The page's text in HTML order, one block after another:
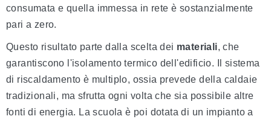
consumata e quella immessa in rete è sostanzialmente
pari a zero.
Questo risultato parte dalla scelta dei materiali, che
garantiscono l'isolamento termico dell'edificio. Il sistema
di riscaldamento è multiplo, ossia prevede della caldaie
tradizionali, ma sfrutta ogni volta che sia possibile altre
fonti di energia. La scuola è poi dotata di un impianto a